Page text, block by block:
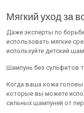
Мягкий уход за
Даже эксперты по
использовать мягкие
используйте детский
Шампунь без сульфитов
Когда ваша кожа головы
которые вы можете
сильных шампуней от